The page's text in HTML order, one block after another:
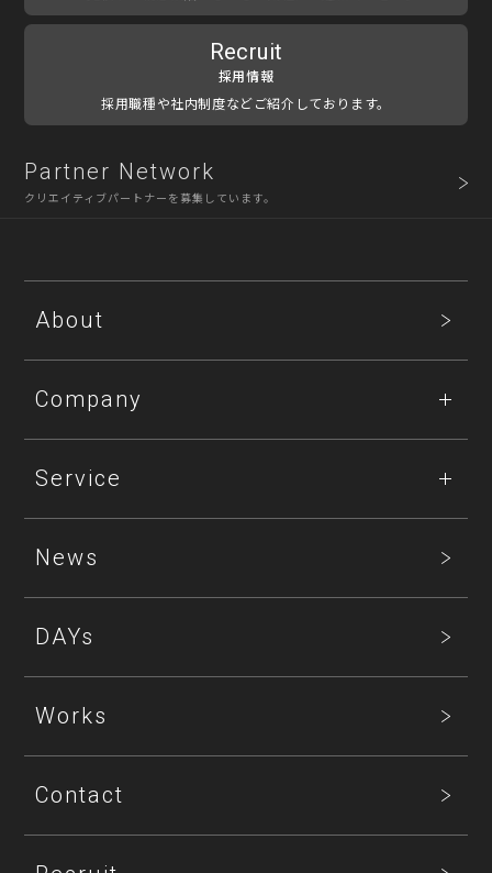
Recruit
採用情報
採用職種や社内制度などご紹介しております。
Partner Network
クリエイティブパートナーを募集しています。
About
Company
Service
News
DAYs
Works
Contact